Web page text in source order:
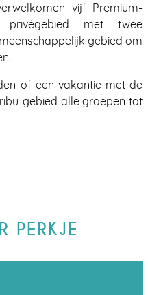
vijf Premium-
met twee
gebied om
of een vakantie met de
gebied alle groepen tot
PERKJE